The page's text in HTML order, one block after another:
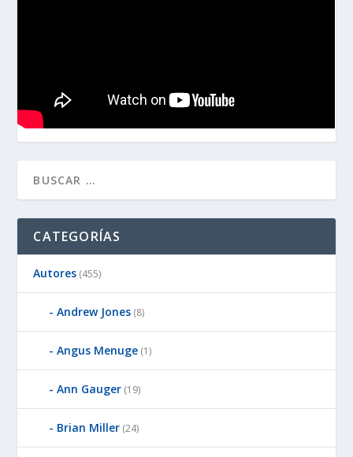
CATEGORÍAS
Autores (455)
Andrew Jones (8)
Angus Menuge (1)
Ann Gauger (19)
Brian Miller (24)